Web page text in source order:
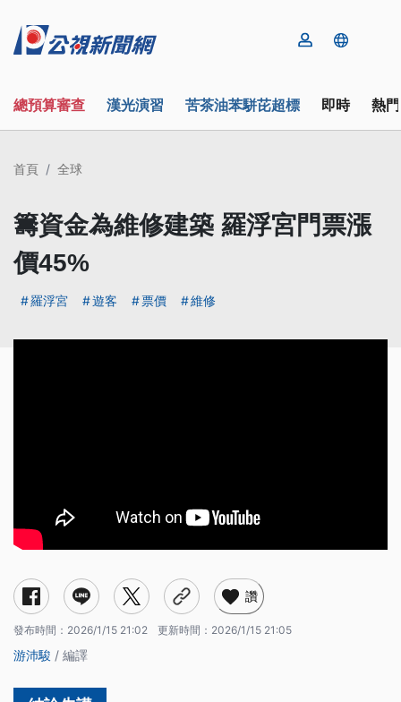
總預算審查 漢光演習 苦茶油苯駢芘超標 即時 熱
首頁 全球
籌資金為維修建築 羅浮宮門票漲
價45%
羅浮宮 遊客 票價 維修
讚
發布時間： 2026/1/15 21:02 更新時間： 2026/1/15 21:05
游沛駿 / 編譯